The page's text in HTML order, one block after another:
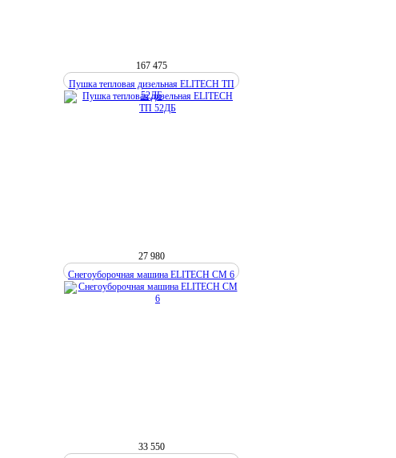
167 475
Пушка тепловая дизельная ELITECH ТП
52ДБ
27 980
Снегоуборочная машина ELITECH СМ 6
33 550